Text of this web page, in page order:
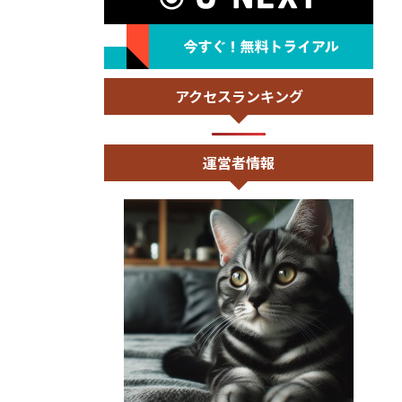
アクセスランキング
運営者情報